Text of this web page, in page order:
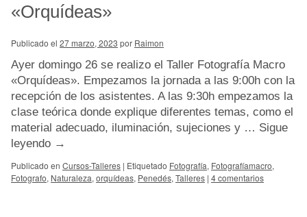
«Orquídeas»
Publicado el 27 marzo, 2023 por Raimon
Ayer domingo 26 se realizo el Taller Fotografía Macro
«Orquídeas». Empezamos la jornada a las 9:00h con la
recepción de los asistentes. A las 9:30h empezamos la
clase teórica donde explique diferentes temas, como el
material adecuado, iluminación, sujeciones y … Sigue
leyendo →
Publicado en Cursos-Talleres | Etiquetado Fotografía, Fotografíamacro,
Fotografo, Naturaleza, orquídeas, Penedés, Talleres | 4 comentarios